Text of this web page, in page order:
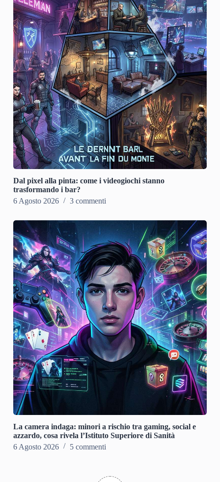
Dal pixel alla pinta: come i videogiochi stanno
trasformando i bar?
6 Agosto 2026
3 commenti
La camera indaga: minori a rischio tra gaming, social e
azzardo, cosa rivela l’Istituto Superiore di Sanità
6 Agosto 2026
5 commenti